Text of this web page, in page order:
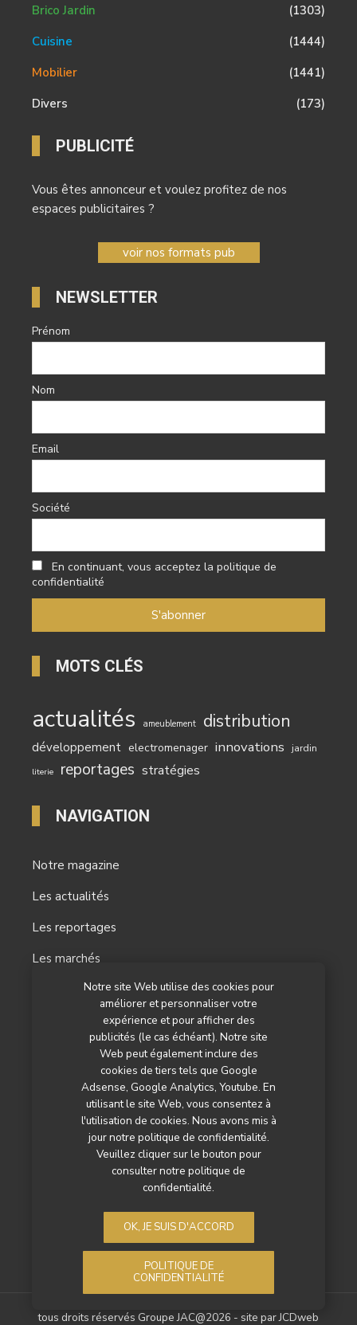
Notre site Web utilise des cookies pour
améliorer et personnaliser votre
expérience et pour afficher des
publicités (le cas échéant). Notre site
Web peut également inclure des
cookies de tiers tels que Google
Adsense, Google Analytics, Youtube. En
utilisant le site Web, vous consentez à
l'utilisation de cookies. Nous avons mis à
jour notre politique de confidentialité.
Veuillez cliquer sur le bouton pour
consulter notre politique de
confidentialité.
OK, JE SUIS D'ACCORD
POLITIQUE DE
CONFIDENTIALITÉ
Brico Jardin
(1303)
Cuisine
(1444)
Mobilier
(1441)
Divers
(173)
PUBLICITÉ
Vous êtes annonceur et voulez profitez de nos
espaces publicitaires ?
voir nos formats pub
NEWSLETTER
Prénom
Nom
Email
Société
En continuant, vous acceptez la politique de
confidentialité
MOTS CLÉS
actualités ameublement distribution
développement electromenager innovations jardin
literie reportages stratégies
NAVIGATION
Notre magazine
Les actualités
Les reportages
Les marchés
Nos autres titres
Qui sommes-nous ?
Contactez-nous
Mentions légales
Politique de confidentialité
tous droits réservés Groupe JAC@2026 - site parJCDweb